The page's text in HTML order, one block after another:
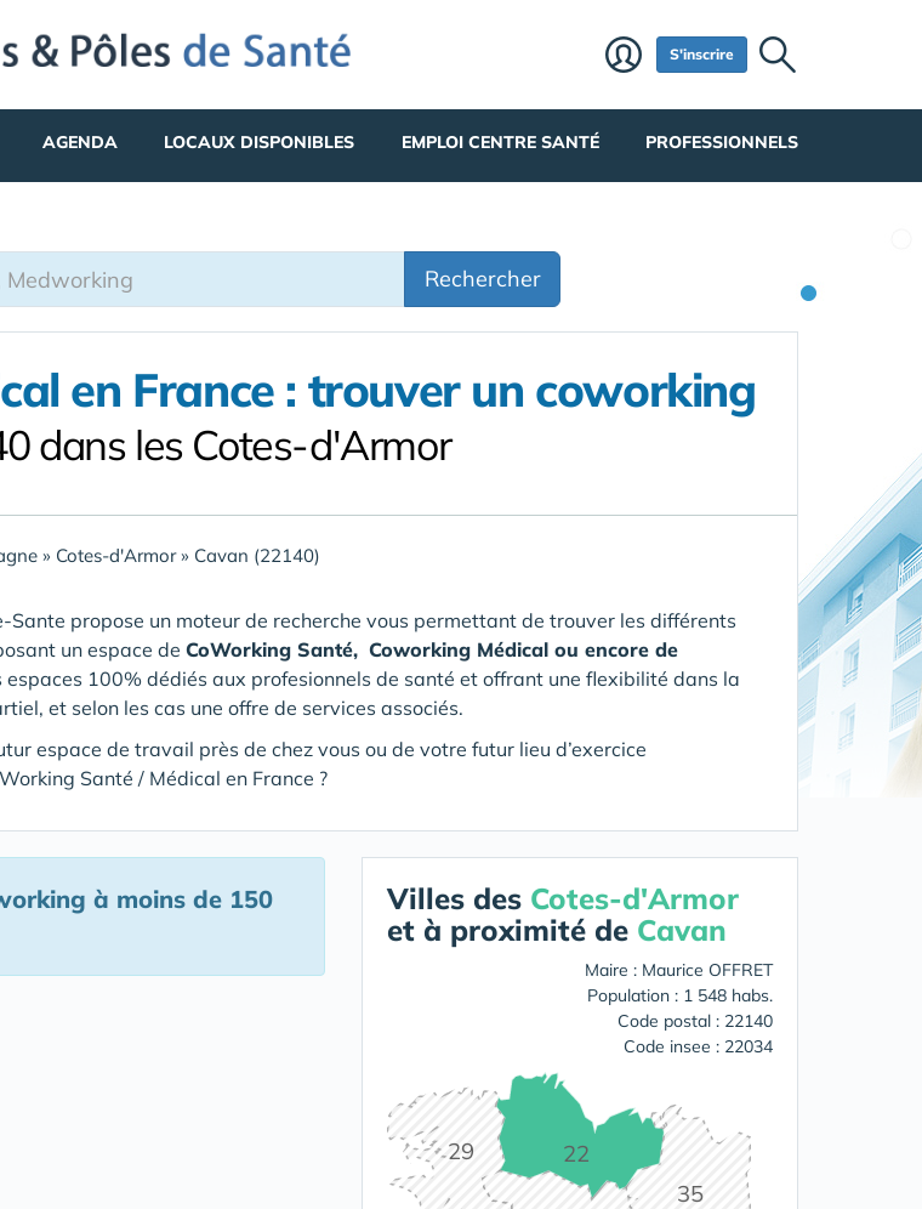
S'inscrire
AGENDA LOCAUX DISPONIBLES EMPLOI CENTRE SANTÉ PROFESSIONNELS
Rechercher
en France : trouver un coworking
dans les Cotes-d'Armor
» Cotes-d'Armor» Cavan (22140)
propose un moteur de recherche vous permettant de trouver les différents
un espace de CoWorking Santé, Coworking Médical ou encore de
espaces 100% dédiés aux profesionnels de santé et offrant une flexibilité dans la
et selon les cas une offre de services associés.
espace de travail près de chez vous ou de votre futur lieu d’exercice
Santé / Médical en France ?
à moins de 150
Villes des Cotes-d'Armor
et à proximité de Cavan
Maire : Maurice OFFRET
Population : 1 548 habs.
Code postal : 22140
Code insee : 22034
22
29
35